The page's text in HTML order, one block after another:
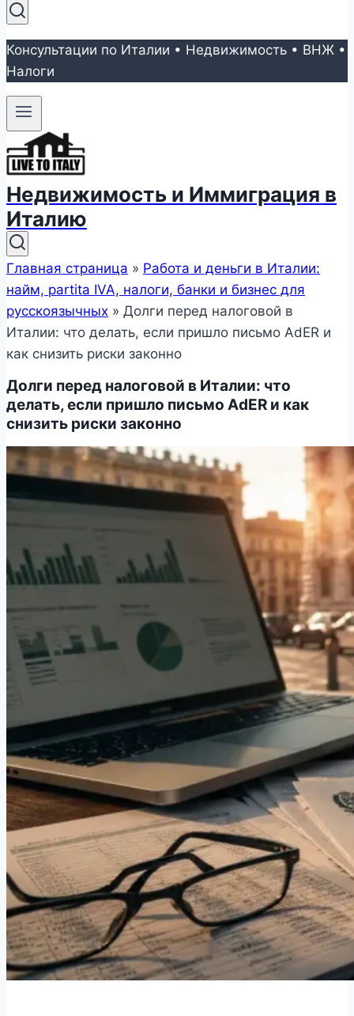
Консультации по Италии • Недвижимость • ВНЖ •
Налоги
Недвижимость и Иммиграция в
Италию
Главная страница » Работа и деньги в Италии:
найм, partita IVA, налоги, банки и бизнес для
русскоязычных » Долги перед налоговой в
Италии: что делать, если пришло письмо AdER и
как снизить риски законно
Долги перед налоговой в Италии: что
делать, если пришло письмо AdER и как
снизить риски законно